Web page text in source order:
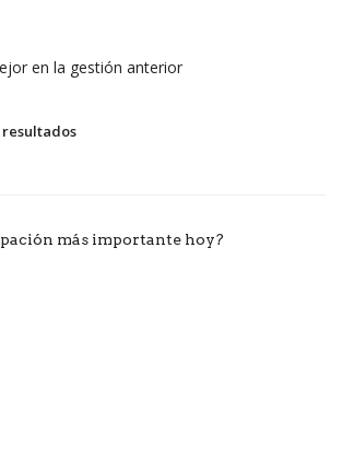
en la gestión anterior
resultados
más importante hoy?